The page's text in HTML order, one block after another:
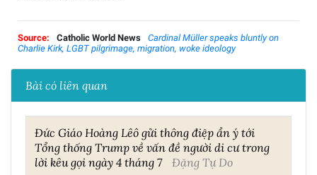
Source: Catholic World News
Cardinal Müller speaks bluntly on
Charlie Kirk, LGBT pilgrimage, migration, woke ideology
Bài có liên quan
Đức Giáo Hoàng Lêô gửi thông điệp ẩn ý tới
Tổng thống Trump về vấn đề người di cư trong
lời kêu gọi ngày 4 tháng 7
Đặng Tự Do